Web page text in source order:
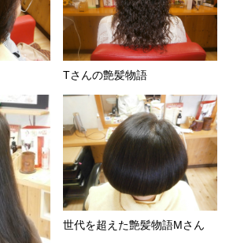
Tさんの艶髪物語
世代を超えた艶髪物語Mさん